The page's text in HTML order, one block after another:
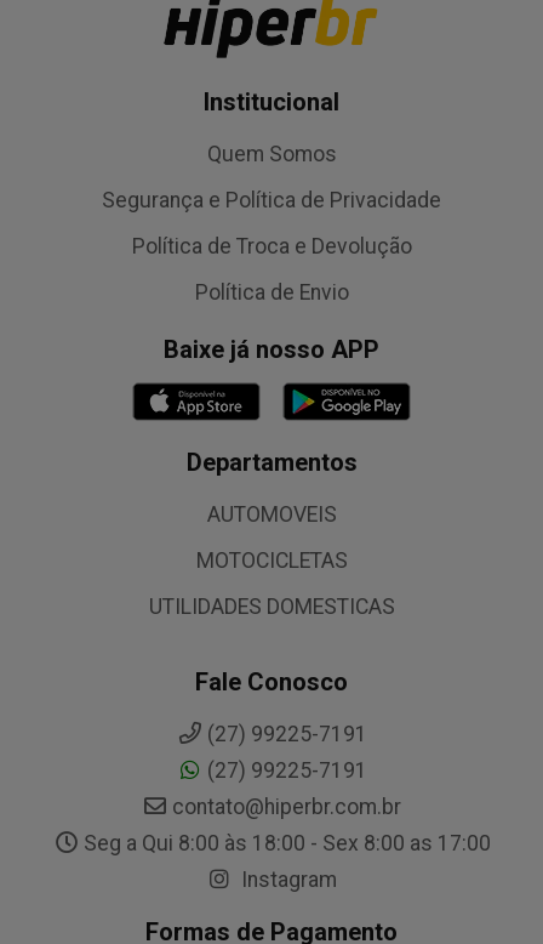
Institucional
Quem Somos
Segurança e Política de Privacidade
Política de Troca e Devolução
Política de Envio
Baixe já nosso APP
Departamentos
AUTOMOVEIS
MOTOCICLETAS
UTILIDADES DOMESTICAS
Fale Conosco
(27) 99225-7191
(27) 99225-7191
contato@hiperbr.com.br
Seg a Qui 8:00 às 18:00 - Sex 8:00 as 17:00
Instagram
Formas de Pagamento